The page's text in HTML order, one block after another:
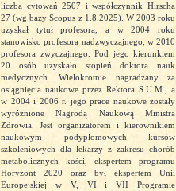
liczba cytowań 2507 i współczynnik Hirscha
27 (wg bazy Scopus z 1.8.2025). W 2003 roku
uzyskał tytuł profesora, a w 2004 roku
stanowisko profesora nadzwyczajnego, w 2010
profesora zwyczajnego. Pod jego kierunkiem
20 osób uzyskało stopień doktora nauk
medycznych. Wielokrotnie nagradzany za
osiągnięcia naukowe przez Rektora S.U.M., a
w 2004 i 2006 r. jego prace naukowe zostały
wyróżnione Nagrodą Naukową Ministra
Zdrowia. Jest organizatorem i kierownikiem
naukowym podyplomowych kursów
szkoleniowych dla lekarzy z zakresu chorób
metabolicznych kości, ekspertem programu
Horyzont 2020 oraz był ekspertem Unii
Europejskiej w V, VI i VII Programie